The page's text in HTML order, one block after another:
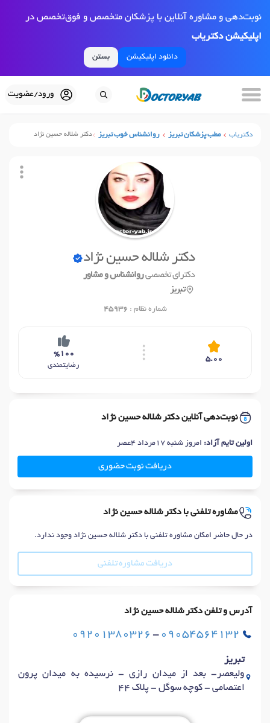
نوبت‌دهی و مشاوره آنلاین با پزشکان متخصص و فوق‌تخصص در
اپلیکیشن دکتریاب
دانلود اپلیکیشن بستن
ورود/عضویت
دکتریاب مطب پزشکان تبریز روانشناس خوب تبریز دکتر شلاله حسین نژاد
نوبت آنلاین دکتر شلاله حسین نژاد
دکترای تخصصیروانشناس و مشاور
تبریز
شماره نظام : 45936
5.00
%100
رضایتمندی
نوبت‌دهی آنلاین دکتر شلاله حسین نژاد
اولین تایم آزاد: امروز شنبه 17مرداد 4عصر
دریافت نوبت حضوری
مشاوره تلفنی با دکتر شلاله حسین نژاد
در حال حاضر امکان مشاوره تلفنی با دکتر شلاله حسین نژاد وجود ندارد.
دریافت مشاوره تلفنی
آدرس و تلفن دکتر شلاله حسین نژاد
09201380326 - 09054564132
تبریز
ولیعصر- بعد از میدان رازی - نرسیده به میدان پرون
اعتصامی - کوچه سوگل - پلاک 44